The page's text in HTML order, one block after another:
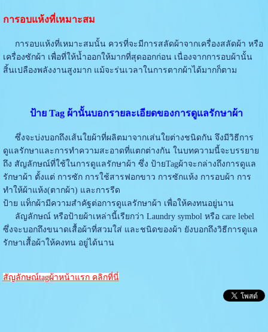
การอบแห้งที่เหมาะสม
การอบแห้งที่เหมาะสมนั้น ควรที่จะมีการสลัดผ้าจากเครื่องสลัดผ้า หรือ
เครื่องซักผ้า เพื่อที่ให้น้ำออกให้มากที่สุดออกก่อน เนื่องจากการอบผ้านั้น
สิ้นเปลืองพลังงานสูงมาก แม้จะร่นเวลาในการตากผ้าได้มากก็ตาม
ป้าย Tag ผ้านั้นบอกรายละเอียดของการดูแลรักษาผ้า
ซึ่งจะบ่งบอกถึงเส้นใยผ้าที่ผลิตมาจากเส่นใยต่างชนิดกัน จึงมีวิธีการ
ดูแลรักษาและการทำความสะอาดที่แตกต่างกัน ในบทความนี้จะบรรยาย
ถึง สัญลักษณ์ที่ใช้ในการดูแลรักษาผ้า ซึ่ง ป้ายTagผ้าจะกล่างถึงการดูแล
รักษาผ้า ตั้งแต่ การซัก การใช้สารฟอกขาว การซักแห้ง การอบผ้า การ
ทำให้ผ้าแห้ง(ตากผ้า) และการรีด
ป้าย แท็กผ้ามีความสำคัฐต่อการดูแลรักษาผ้า เพื่อให้คงทนอยู่นาน
ลัญลักษณ์ หรือป้ายผ้าเหล่านี้เรียกว่า Laundry symbol หรือ care lebel
ซึ่งจะบอกถึงขนาดเสื้อผ้าที่สวมใส่ และชนิดของผ้า ยังบอกถึงวิธีการดูแล
รักษาเสื้อผ้าให้คงทน อยู่ได้นาน
สัญลักษณ์tagผ้าหน้าแรก คลิกที่นี่